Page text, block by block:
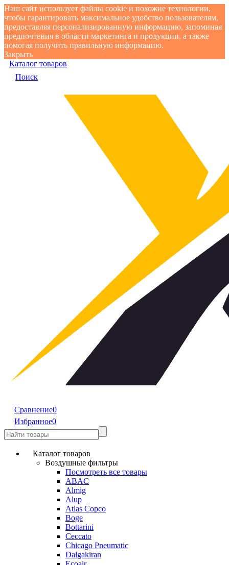
Наш сайт использует файлы cookie и похожие технологии,
чтобы гарантировать максимальное удобство пользователям,
предоставляя персонализированную информацию, запоминая
предпочтения в области маркетинга и продукции, а также
помогая получить правильную информацию.
Закрыть
Каталог товаров
Поиск
Сравнение0
Избранное0
Каталог товаров
Воздушные фильтры
Посмотреть все товары
ABAC
Almig
Alup
Atlas Copco
Boge
Bottarini
Ceccato
Chicago Pneumatic
Dalgakiran